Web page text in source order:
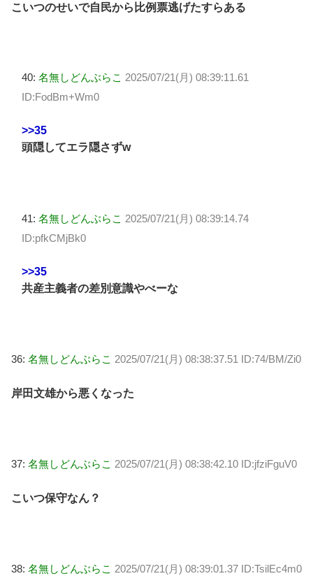
こいつのせいで自民から比例票逃げたすらある
40: 名無しどんぶらこ 2025/07/21(月) 08:39:11.61
ID:FodBm+Wm0
>>35
頭隠してエラ隠さずw
41: 名無しどんぶらこ 2025/07/21(月) 08:39:14.74
ID:pfkCMjBk0
>>35
共産主義者の差別意識やべーな
36: 名無しどんぶらこ 2025/07/21(月) 08:38:37.51 ID:74/BM/Zi0
岸田文雄から悪くなった
37: 名無しどんぶらこ 2025/07/21(月) 08:38:42.10 ID:jfziFguV0
こいつ保守なん？
38: 名無しどんぶらこ 2025/07/21(月) 08:39:01.37 ID:TsilEc4m0